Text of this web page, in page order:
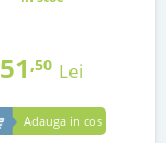
51 ,50 Lei
Adauga in cos